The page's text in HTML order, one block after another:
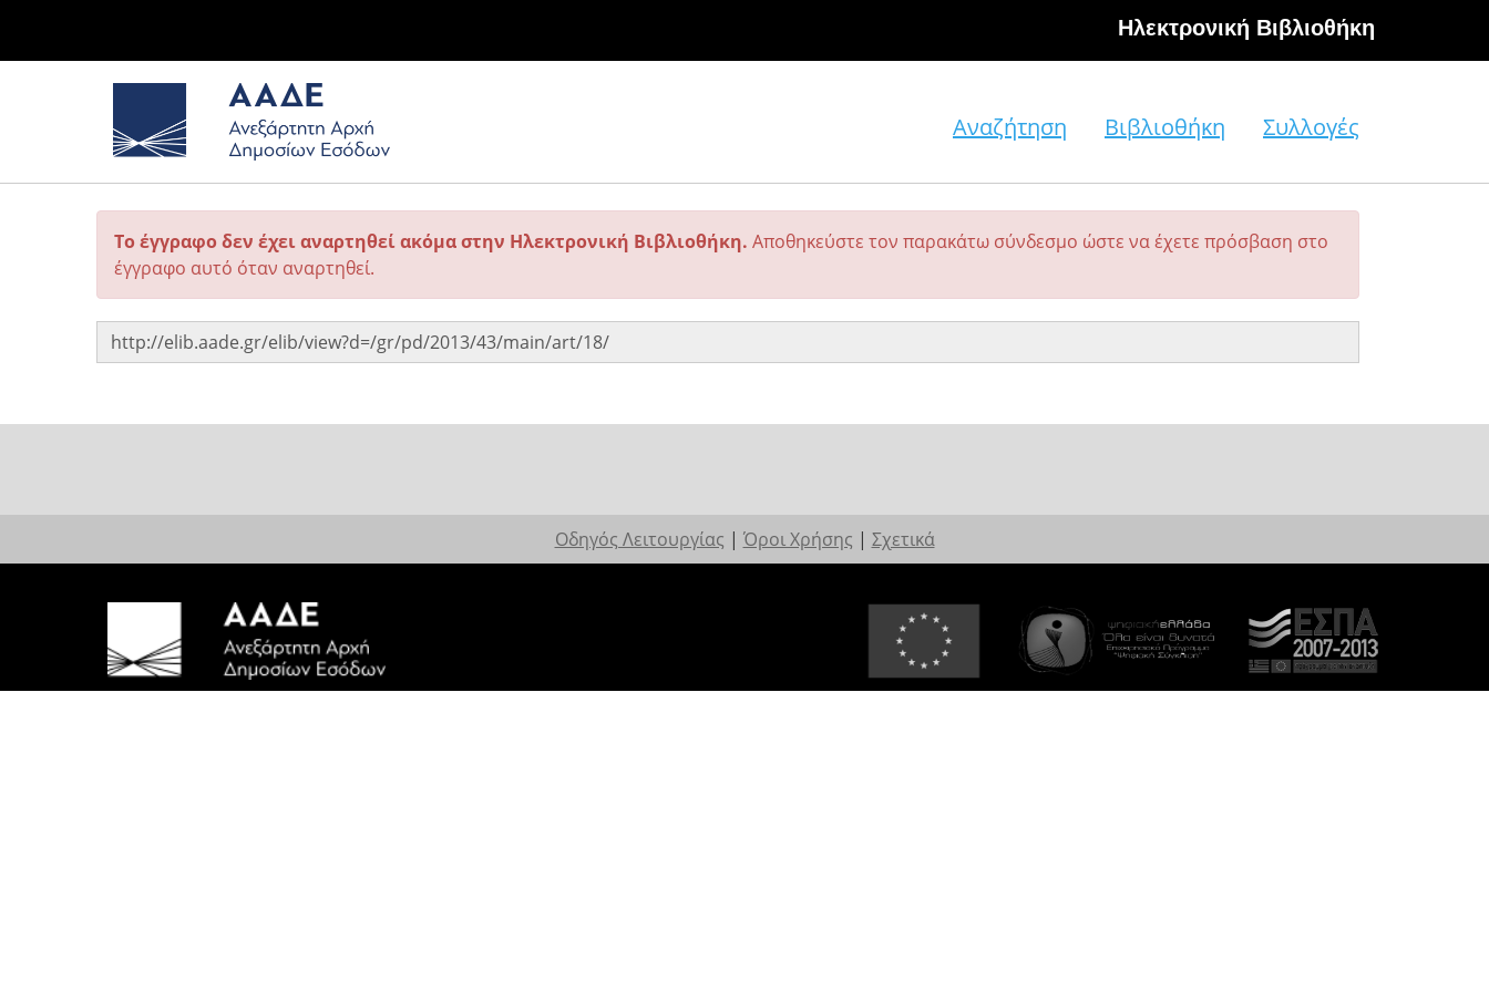
Hλεκτρονική Βιβλιοθήκη
Αναζήτηση Βιβλιοθήκη Συλλογές
Το έγγραφο δεν έχει αναρτηθεί ακόμα στην Ηλεκτρονική Βιβλιοθήκη. Αποθηκεύστε τον παρακάτω σύνδεσμο ώστε να έχετε πρόσβαση στο
έγγραφο αυτό όταν αναρτηθεί.
Οδηγός Λειτουργίας | Όροι Χρήσης | Σχετικά